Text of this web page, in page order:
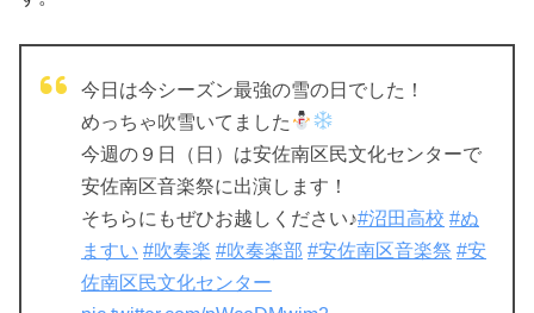
今日は今シーズン最強の雪の日でした！
めっちゃ吹雪いてました
今週の９日（日）は安佐南区民文化センターで
安佐南区音楽祭に出演します！
そちらにもぜひお越しください♪#沼田高校 #ぬ
ますい #吹奏楽 #吹奏楽部 #安佐南区音楽祭 #安
佐南区民文化センター